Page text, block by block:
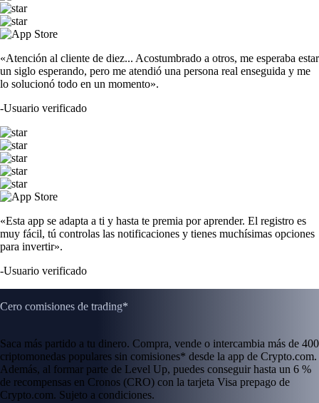
«Atención al cliente de diez... Acostumbrado a otros, me esperaba estar
un siglo esperando, pero me atendió una persona real enseguida y me
lo solucionó todo en un momento».
-Usuario verificado
«Esta app se adapta a ti y hasta te premia por aprender. El registro es
muy fácil, tú controlas las notificaciones y tienes muchísimas opciones
para invertir».
-Usuario verificado
Cero comisiones de trading*
Saca más partido a tu dinero. Compra, vende o intercambia más de 400
criptomonedas populares sin comisiones* desde la app de Crypto.com.
Además, al formar parte de Level Up, puedes conseguir hasta un 6 %
de recompensas en Cronos (CRO) con la tarjeta Visa prepago de
Crypto.com. Sujeto a condiciones.